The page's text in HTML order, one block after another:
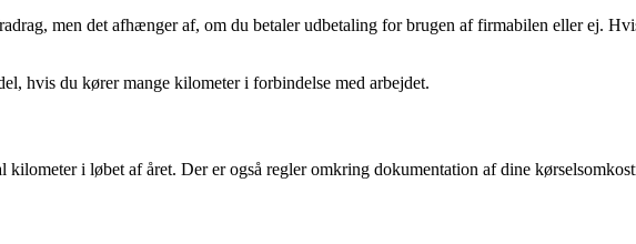
men det afhænger af, om du betaler udbetaling for brugen af firmabilen eller ej.
hvis du kører mange kilometer i forbindelse med arbejdet.
kilometer i løbet af året. Der er også regler omkring dokumentation af dine